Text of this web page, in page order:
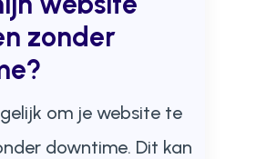
zonder
om je website te
downtime. Dit kan